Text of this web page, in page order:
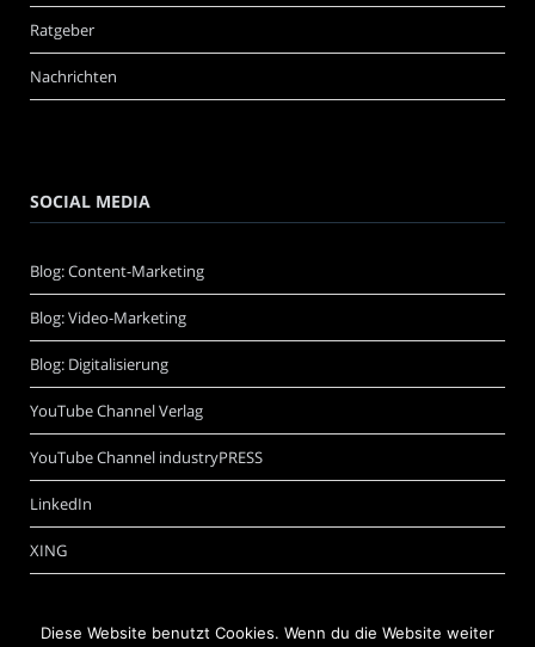
Ratgeber
Nachrichten
SOCIAL MEDIA
Blog: Content-Marketing
Blog: Video-Marketing
Blog: Digitalisierung
YouTube Channel Verlag
YouTube Channel industryPRESS
LinkedIn
XING
Diese Website benutzt Cookies. Wenn du die Website weiter